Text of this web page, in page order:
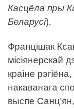
Касцёла пры
Беларусі).
Францішак
місіянерскай
краіне
накаванага
выспе